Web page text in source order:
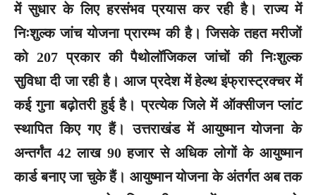
में सुधार के लिए हरसंभव प्रयास कर रही है। राज्य में
निःशुल्क जांच योजना प्रारम्भ की है। जिसके तहत मरीजों
को 207 प्रकार की पैथोलॉजिकल जांचों की निःशुल्क
सुविधा दी जा रही है। आज प्रदेश में हेल्थ इंफ्रास्ट्रक्चर में
कई गुना बढ़ोतरी हुई है। प्रत्येक जिले में ऑक्सीजन प्लांट
स्थापित किए गए हैं। उत्तराखंड में आयुष्मान योजना के
अन्तर्गंत 42 लाख 90 हजार से अधिक लोगों के आयुष्मान
कार्ड बनाए जा चुके हैं। आयुष्मान योजना के अंतर्गत अब तक